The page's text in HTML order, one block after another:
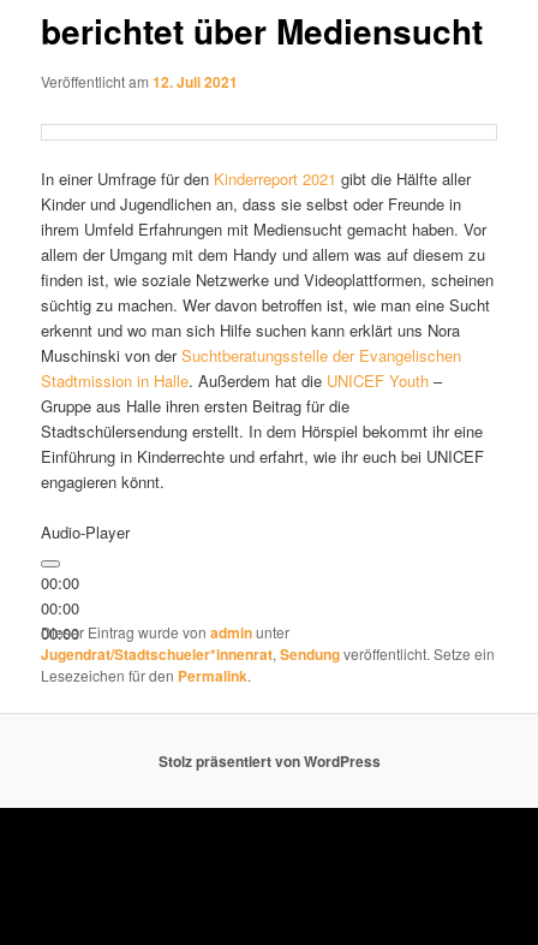
berichtet über Mediensucht
Veröffentlicht am12. Juli 2021
In einer Umfrage für den Kinderreport 2021 gibt die Hälfte aller
Kinder und Jugendlichen an, dass sie selbst oder Freunde in
ihrem Umfeld Erfahrungen mit Mediensucht gemacht haben. Vor
allem der Umgang mit dem Handy und allem was auf diesem zu
finden ist, wie soziale Netzwerke und Videoplattformen, scheinen
süchtig zu machen. Wer davon betroffen ist, wie man eine Sucht
erkennt und wo man sich Hilfe suchen kann erklärt uns Nora
Muschinski von derSuchtberatungsstelle der Evangelischen
Stadtmission in Halle. Außerdem hat die UNICEF Youth –
Gruppe aus Halle ihren ersten Beitrag für die
Stadtschülersendung erstellt. In dem Hörspiel bekommt ihr eine
Einführung in Kinderrechte und erfahrt, wie ihr euch bei UNICEF
engagieren könnt.
Audio-Player
00:00
00:00
00:00
Dieser Eintrag wurde vonadminunter
Jugendrat/Stadtschueler*innenrat,Sendungveröffentlicht. Setze ein
Lesezeichen für den Permalink.
Stolz präsentiert von WordPress